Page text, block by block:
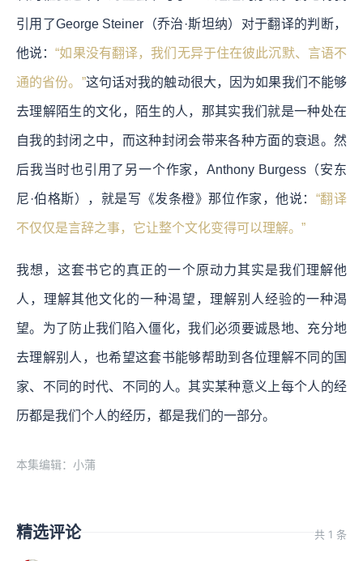
引用了George Steiner（乔治·斯坦纳）对于翻译的判断，
他说：“如果没有翻译，我们无异于住在彼此沉默、言语不
通的省份。”这句话对我的触动很大，因为如果我们不能够
去理解陌生的文化，陌生的人，那其实我们就是一种处在
自我的封闭之中，而这种封闭会带来各种方面的衰退。 然
后我当时也引用了另一个作家，Anthony Burgess（安东
尼·伯格斯），就是写《发条橙》那位作家，他说： “翻译
不仅仅是言辞之事，它让整个文化变得可以理解。”
我想，这套书它的真正的一个原动力其实是我们理解他
人，理解其他文化的一种渴望，理解别人经验的一种渴
望。 为了防止我们陷入僵化，我们必须要诚恳地、充分地
去理解别人，也希望这套书能够帮助到各位理解不同的国
家、不同的时代、不同的人。其实某种意义上每个人的经
历都是我们个人的经历，都是我们的一部分。
本集编辑：小蒲
精选评论 共 1 条